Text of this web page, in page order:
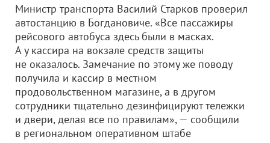
Министр транспорта Василий Старков проверил
автостанцию в Богдановиче. «Все пассажиры
рейсового автобуса здесь были в масках.
А у кассира на вокзале средств защиты
не оказалось. Замечание по этому же поводу
получила и кассир в местном
продовольственном магазине, а в другом
сотрудники тщательно дезинфицируют тележки
и двери, делая все по правилам», — сообщили
в региональном оперативном штабе